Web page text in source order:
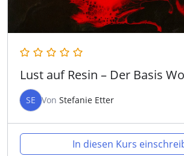
Lust auf Resin – Der Basis
SE Von Stefanie Etter
In diesen Kurs